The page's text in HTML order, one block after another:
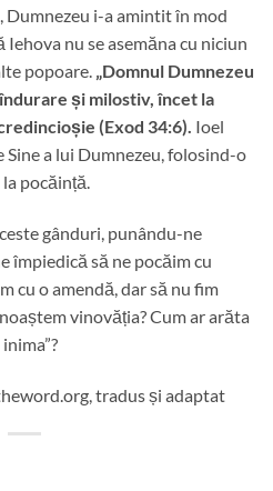
Dumnezeu i-a amintit în mod
nu se asemăna cu niciun
popoare. „Domnul Dumnezeu
și milostiv, încet la
(Exod 34:6). Ioel
Sine a lui Dumnezeu, folosind-o
pocăință.
gânduri, punându-ne
împiedică să ne pocăim cu
cu o amendă, dar să nu fim
vinovăția? Cum ar arăta
tradus și adaptat